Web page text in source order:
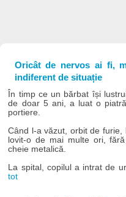
Oricât de nervos ai fi,
indiferent de situație
În timp ce un bărbat își
de doar 5 ani, a luat o
portiere.
Când l-a văzut, orbit de
lovit-o de mai multe ori,
cheie metalică.
La spital, copilul a intrat de
tot